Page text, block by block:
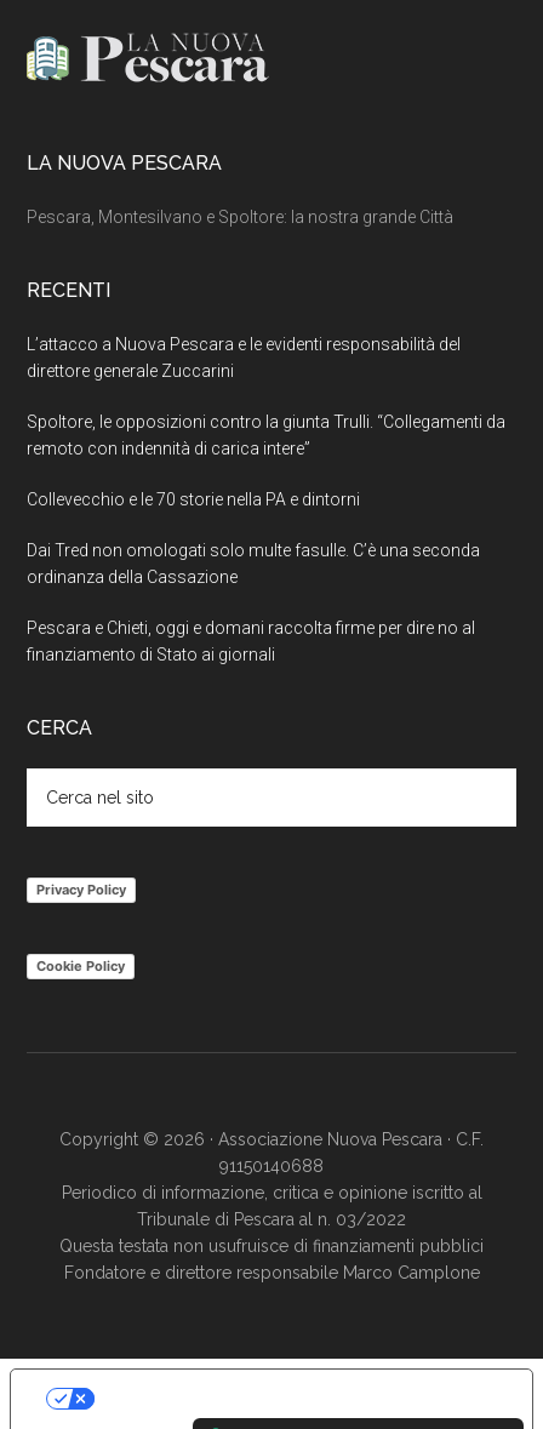
Footer
LA NUOVA PESCARA
Pescara, Montesilvano e Spoltore: la nostra grande Città
RECENTI
L’attacco a Nuova Pescara e le evidenti responsabilità del
direttore generale Zuccarini
Spoltore, le opposizioni contro la giunta Trulli. “Collegamenti da
remoto con indennità di carica intere”
Collevecchio e le 70 storie nella PA e dintorni
Dai Tred non omologati solo multe fasulle. C’è una seconda
ordinanza della Cassazione
Pescara e Chieti, oggi e domani raccolta firme per dire no al
finanziamento di Stato ai giornali
CERCA
nel
Privacy Policy
Cookie Policy
Copyright © 2026 · Associazione Nuova Pescara · C.F.
91150140688
Periodico di informazione, critica e opinione iscritto al
Tribunale di Pescara al n. 03/2022
Questa testata non usufruisce di finanziamenti pubblici
Fondatore e direttore responsabile Marco Camplone